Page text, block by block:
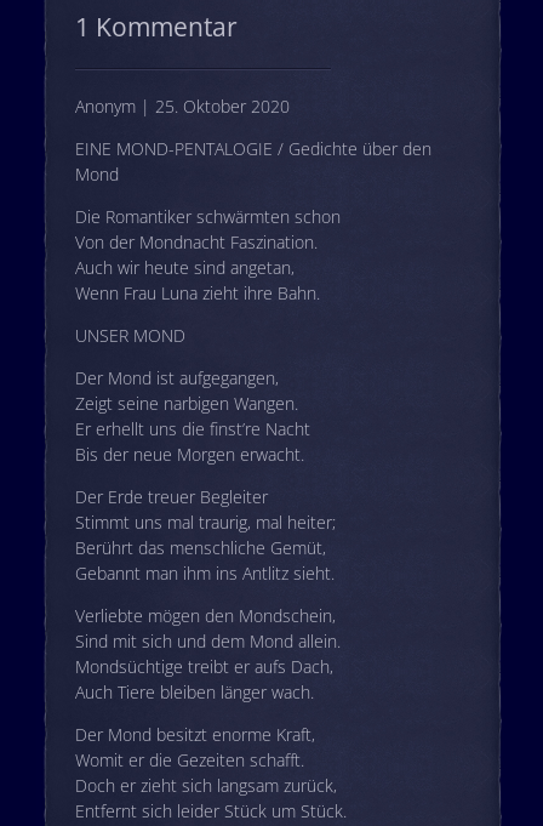
1 Kommentar
Anonym | 25. Oktober 2020
EINE MOND-PENTALOGIE / Gedichte über den
Mond
Die Romantiker schwärmten schon
Von der Mondnacht Faszination.
Auch wir heute sind angetan,
Wenn Frau Luna zieht ihre Bahn.
UNSER MOND
Der Mond ist aufgegangen,
Zeigt seine narbigen Wangen.
Er erhellt uns die finst’re Nacht
Bis der neue Morgen erwacht.
Der Erde treuer Begleiter
Stimmt uns mal traurig, mal heiter;
Berührt das menschliche Gemüt,
Gebannt man ihm ins Antlitz sieht.
Verliebte mögen den Mondschein,
Sind mit sich und dem Mond allein.
Mondsüchtige treibt er aufs Dach,
Auch Tiere bleiben länger wach.
Der Mond besitzt enorme Kraft,
Womit er die Gezeiten schafft.
Doch er zieht sich langsam zurück,
Entfernt sich leider Stück um Stück.